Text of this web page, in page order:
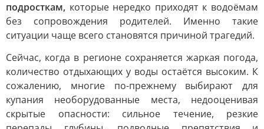
подросткам, которые нередко приходят к водоёмам
без сопровождения родителей. Именно такие
ситуации чаще всего становятся причиной трагедий.
Сейчас, когда в регионе сохраняется жаркая погода,
количество отдыхающих у воды остаётся высоким. К
сожалению, многие по-прежнему выбирают для
купания необорудованные места, недооценивая
скрытые опасности: сильное течение, резкие